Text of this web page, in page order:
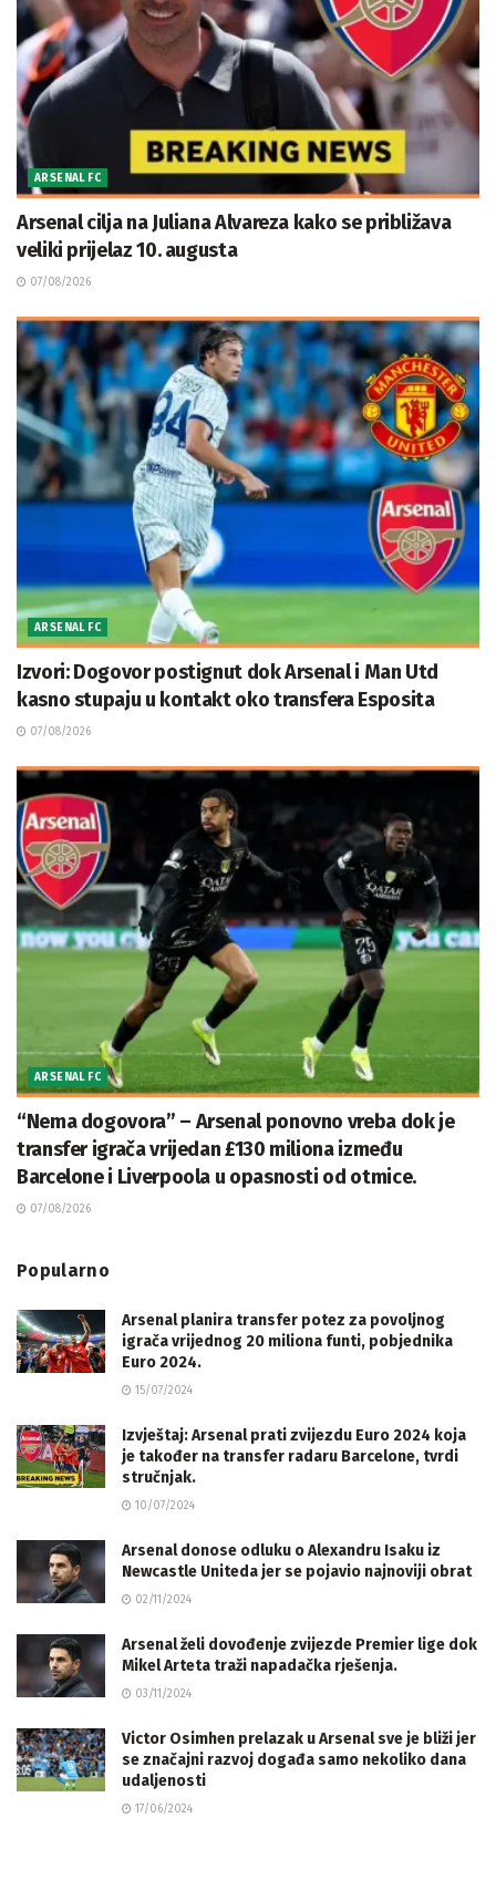
ARSENAL FC
Arsenal cilja na Juliana Alvareza kako se približava
veliki prijelaz 10. augusta
07/08/2026
ARSENAL FC
Izvori: Dogovor postignut dok Arsenal i Man Utd
kasno stupaju u kontakt oko transfera Esposita
07/08/2026
ARSENAL FC
“Nema dogovora” – Arsenal ponovno vreba dok je
transfer igrača vrijedan £130 miliona između
Barcelone i Liverpoola u opasnosti od otmice.
07/08/2026
Popularno
Arsenal planira transfer potez za povoljnog
igrača vrijednog 20 miliona funti, pobjednika
Euro 2024.
15/07/2024
Izvještaj: Arsenal prati zvijezdu Euro 2024 koja
je također na transfer radaru Barcelone, tvrdi
stručnjak.
10/07/2024
Arsenal donose odluku o Alexandru Isaku iz
Newcastle Uniteda jer se pojavio najnoviji obrat
02/11/2024
Arsenal želi dovođenje zvijezde Premier lige dok
Mikel Arteta traži napadačka rješenja.
03/11/2024
Victor Osimhen prelazak u Arsenal sve je bliži jer
se značajni razvoj događa samo nekoliko dana
udaljenosti
17/06/2024